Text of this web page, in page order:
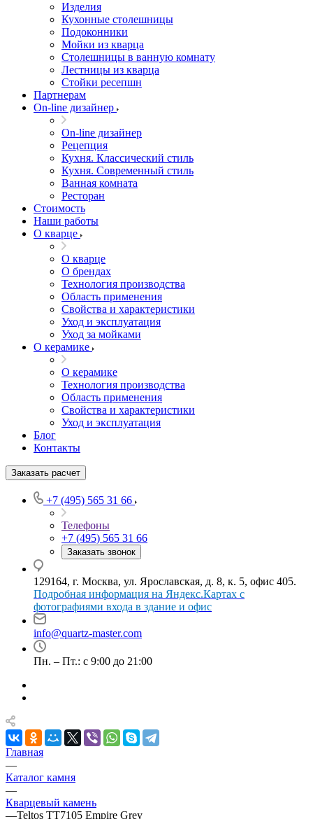
Изделия
Кухонные столешницы
Подоконники
Мойки из кварца
Столешницы в ванную комнату
Лестницы из кварца
Стойки ресепшн
Партнерам
On-line дизайнер
On-line дизайнер
Рецепция
Кухня. Классический стиль
Кухня. Современный стиль
Ванная комната
Ресторан
Стоимость
Наши работы
О кварце
О кварце
О брендах
Технология производства
Область применения
Свойства и характеристики
Уход и эксплуатация
Уход за мойками
О керамике
О керамике
Технология производства
Область применения
Свойства и характеристики
Уход и эксплуатация
Блог
Контакты
Заказать расчет
+7 (495) 565 31 66
Телефоны
+7 (495) 565 31 66
Заказать звонок
129164, г. Москва, ул. Ярославская, д. 8, к. 5, офис 405.
Подробная информация на Яндекс.Картах с
фотографиями входа в здание и офис
info@quartz-master.com
Пн. – Пт.: с 9:00 до 21:00
Главная
—
Каталог камня
—
Кварцевый камень
—Teltos TT7105 Empire Grey